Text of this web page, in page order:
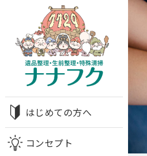
はじめての方へ
コンセプト